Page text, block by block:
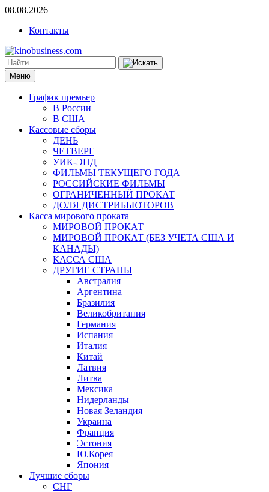
08.08.2026
Контакты
Меню
График премьер
В России
В США
Кассовые сборы
ДЕНЬ
ЧЕТВЕРГ
УИК-ЭНД
ФИЛЬМЫ ТЕКУЩЕГО ГОДА
РОССИЙСКИЕ ФИЛЬМЫ
ОГРАНИЧЕННЫЙ ПРОКАТ
ДОЛЯ ДИСТРИБЬЮТОРОВ
Касса мирового проката
МИРОВОЙ ПРОКАТ
МИРОВОЙ ПРОКАТ (БЕЗ УЧЕТА США И
КАНАДЫ)
КАССА США
ДРУГИЕ СТРАНЫ
Австралия
Аргентина
Бразилия
Великобритания
Германия
Испания
Италия
Китай
Латвия
Литва
Мексика
Нидерланды
Новая Зеландия
Украина
Франция
Эстония
Ю.Корея
Япония
Лучшие сборы
СНГ